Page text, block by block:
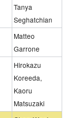
Tanya
Seghatchian
Matteo
Garrone
Hirokazu
Koreeda,
Kaoru
Matsuzaki